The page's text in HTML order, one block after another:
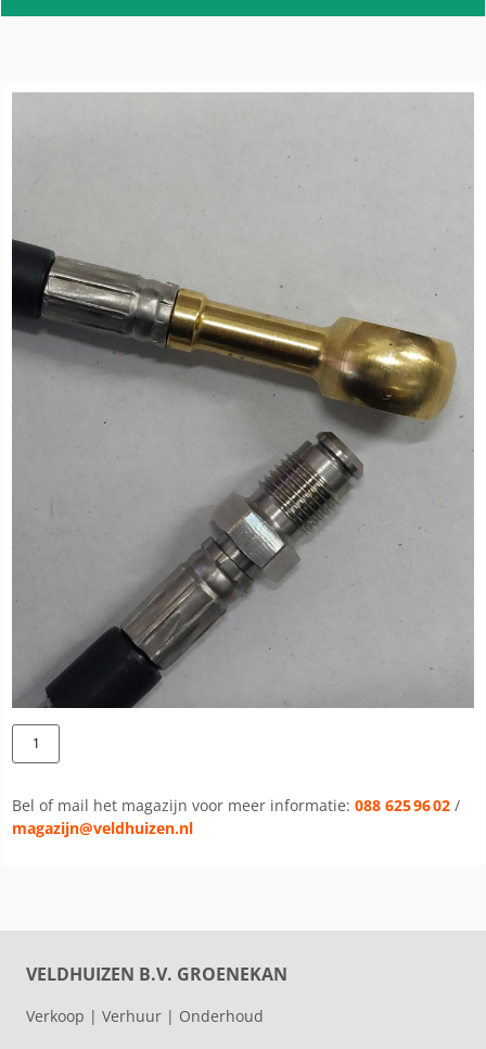
Bel of mail het magazijn voor meer informatie:088 625 96 02 /
magazijn@veldhuizen.nl
VELDHUIZEN B.V. GROENEKAN
Verkoop | Verhuur | Onderhoud